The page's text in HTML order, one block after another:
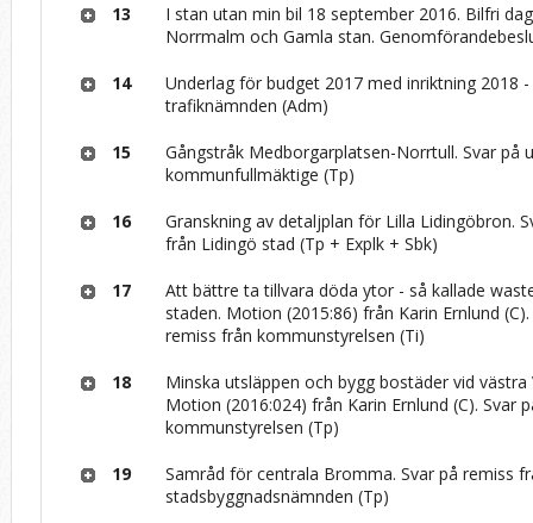
13
I stan utan min bil 18 september 2016. Bilfri
Norrmalm och Gamla stan.
14
Underlag för budget 2017 med inriktning 2018
trafiknämnden (Adm)
15
Gångstråk Medborgarplatsen-Norrtull. Svar på
kommunfullmäktige (Tp)
16
Granskning av detaljplan för Lilla Lidingöbron.
från Lidingö stad (Tp + Explk + Sbk)
17
Att bättre ta tillvara döda ytor - så kallade
staden. Motion (2015:86) från Karin Ernlund
remiss från kommunstyrelsen (Ti)
18
Minska utsläppen och bygg bostäder vid västra
Motion (2016:024) från Karin Ernlund (C). Svar
kommunstyrelsen (Tp)
19
Samråd för centrala Bromma. Svar på remiss
stadsbyggnadsnämnden (Tp)